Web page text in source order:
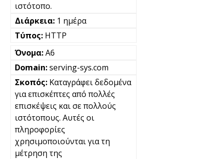
ιστότοπο.
1 ημέρα
HTTP
A6
serving-sys.com
Καταγράφει δεδομένα
για επισκέπτες από πολλές
επισκέψεις και σε πολλούς
ιστότοπους. Αυτές οι
πληροφορίες
χρησιμοποιούνται για τη
μέτρηση της